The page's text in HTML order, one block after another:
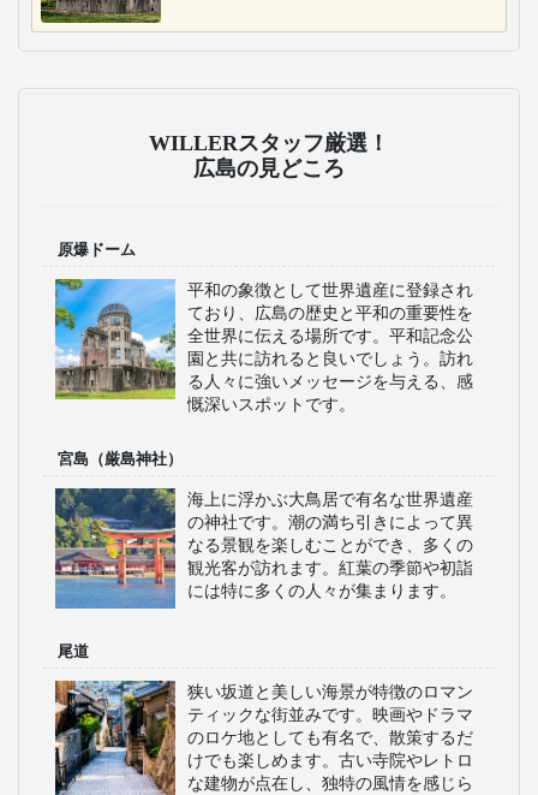
R EXPRESS
東京～大阪、名古屋間
を中心とした全国で、
最新のIoT技術を活用し
速バスです。
おすすめのツアー
WILLERスタッフ厳選！
広島の見どころ
原爆ドーム